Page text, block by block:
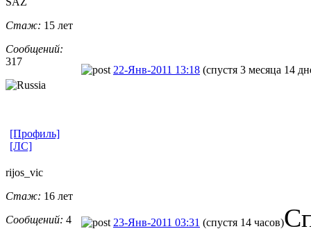
Стаж: 15 лет
Сообщений:
317
22-Янв-2011 13:18 (спустя 3 месяца 14
[Профиль]
[ЛС]
rijos_vic
Стаж: 16 лет
Сообщений: 4 23-Янв-2011 03:31 (спустя 14 часов)